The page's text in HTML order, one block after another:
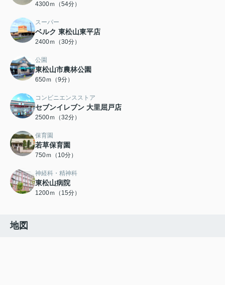
4300ｍ（54分）
スーパー
ベルク 東松山東平店
2400ｍ（30分）
公園
東松山市農林公園
650ｍ（9分）
コンビニエンスストア
セブンイレブン 大里屈戸店
2500ｍ（32分）
保育園
若草保育園
750ｍ（10分）
神経科・精神科
東松山病院
1200ｍ（15分）
地図